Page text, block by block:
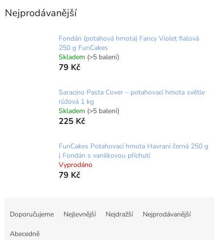
Nejprodávanější
Fondán (potahová hmota) Fancy Violet fialová
250 g FunCakes
Skladem (>5 balení)
79 Kč
Saracino Pasta Cover – potahovací hmota světle
růžová 1 kg
Skladem (>5 balení)
225 Kč
FunCakes Potahovací hmota Havraní černá 250 g
| Fondán s vanilkovou příchutí
Vyprodáno
79 Kč
Doporučujeme Nejlevnější Nejdražší Nejprodávanější
Abecedně